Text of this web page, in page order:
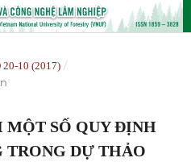
20-10 (2017) /
MỘT SỐ QUY ĐỊNH
TRONG DỰ THẢO